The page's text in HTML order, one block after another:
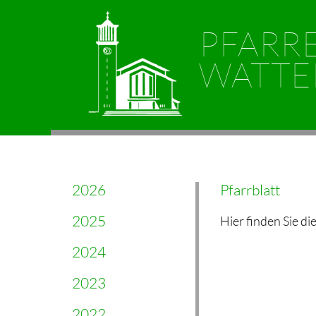
2026
2025
2024
2023
Pfarrblatt
Hier finden Sie